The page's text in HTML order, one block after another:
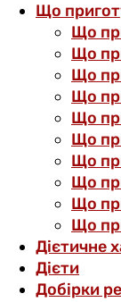
Що
Що
Що
Що
Що
Що
Що
Що
Що
Що
Що
Дієтичне
Дієти
Добірки